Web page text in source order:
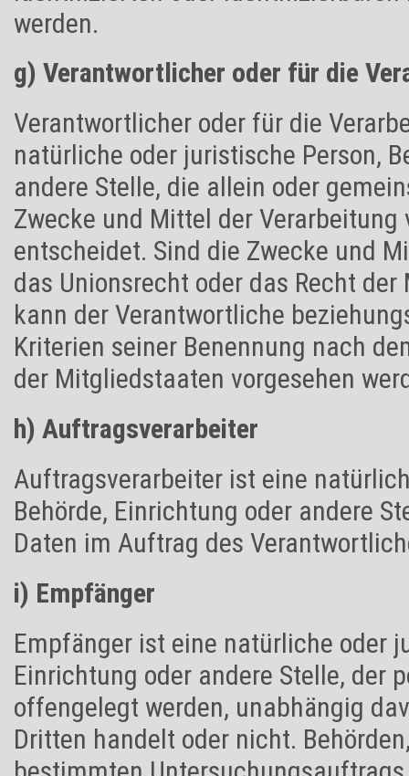
werden.
g) Verantwortlicher oder für die
Verantwortlicher oder für die
natürliche oder juristische Person,
andere Stelle, die allein oder
Zwecke und Mittel der Verarbeitung
entscheidet. Sind die Zwecke und
das Unionsrecht oder das Recht
kann der Verantwortliche
Kriterien seiner Benennung nach
der Mitgliedstaaten vorgesehen
h) Auftragsverarbeiter
Auftragsverarbeiter ist eine
Behörde, Einrichtung oder andere
Daten im Auftrag des
i) Empfänger
Empfänger ist eine natürliche oder
Einrichtung oder andere Stelle, der
offengelegt werden, unabhängig
Dritten handelt oder nicht.